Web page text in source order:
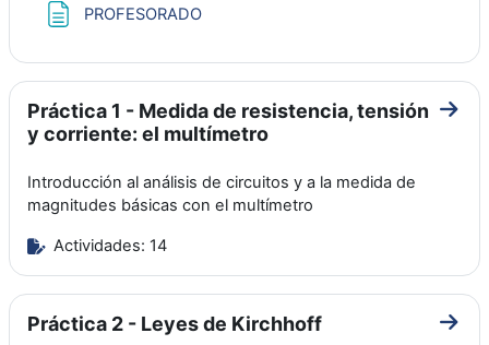
PROFESORADOPágina
Práctica 1 - Medida de resistencia, tensión
y corriente: el multímetro
Ir a
Introducción al análisis de circuitos y a la medida de
magnitudes básicas con el multímetro
Actividades: 14
Práctica 2 - Leyes de Kirchhoff
Ir a